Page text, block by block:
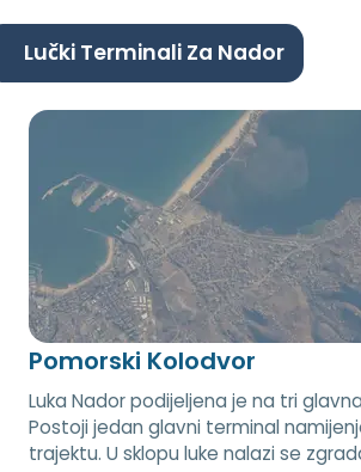
Lučki Terminali Za Nador
Pomorski Kolodvor
Luka Nador podijeljena je na tri
Postoji jedan glavni terminal
trajektu. U sklopu luke nalazi se